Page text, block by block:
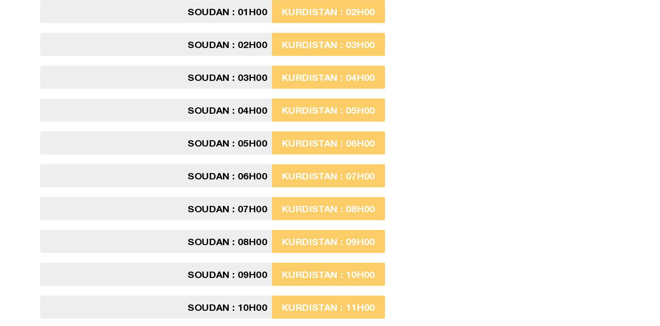
SOUDAN : 01H00 KURDISTAN : 02H00
SOUDAN : 02H00 KURDISTAN : 03H00
SOUDAN : 03H00 KURDISTAN : 04H00
SOUDAN : 04H00 KURDISTAN : 05H00
SOUDAN : 05H00 KURDISTAN : 06H00
SOUDAN : 06H00 KURDISTAN : 07H00
SOUDAN : 07H00 KURDISTAN : 08H00
SOUDAN : 08H00 KURDISTAN : 09H00
SOUDAN : 09H00 KURDISTAN : 10H00
SOUDAN : 10H00 KURDISTAN : 11H00